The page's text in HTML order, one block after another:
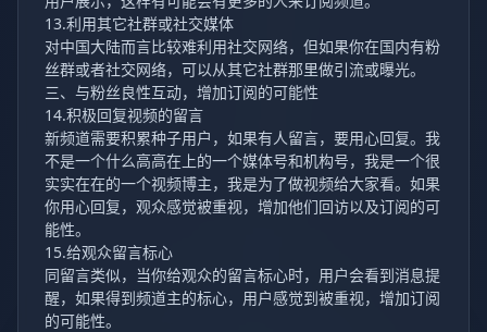
13.利用其它社群或社交媒体
对中国大陆而言比较难利用社交网络，但如果你在国内有粉
丝群或者社交网络，可以从其它社群那里做引流或曝光。
三、与粉丝良性互动，增加订阅的可能性
14.积极回复视频的留言
新频道需要积累种子用户，如果有人留言，要用心回复。我
不是一个什么高高在上的一个媒体号和机构号，我是一个很
实实在在的一个视频博主，我是为了做视频给大家看。如果
你用心回复，观众感觉被重视，增加他们回访以及订阅的可
能性。
15.给观众留言标心
同留言类似，当你给观众的留言标心时，用户会看到消息提
醒，如果得到频道主的标心，用户感觉到被重视，增加订阅
的可能性。